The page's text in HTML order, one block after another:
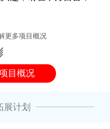
更多项目概况
目概况
展计划